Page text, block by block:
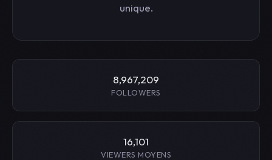
unique.
8,967,209
FOLLOWERS
16,101
VIEWERS MOYENS